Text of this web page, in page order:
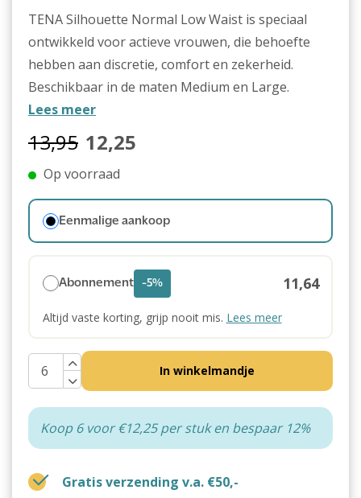
TENA Silhouette Normal Low Waist is speciaal
ontwikkeld voor actieve vrouwen, die behoefte
hebben aan discretie, comfort en zekerheid.
Beschikbaar in de maten Medium en Large.
Lees meer
13,95 12,25
Op voorraad
Eenmalige aankoop
Abonnement -5% 11,64
Altijd vaste korting, grijp nooit mis. Lees meer
In winkelmandje
Koop 6 voor €12,25 per stuk en bespaar 12%
Gratis verzending v.a. €50,-